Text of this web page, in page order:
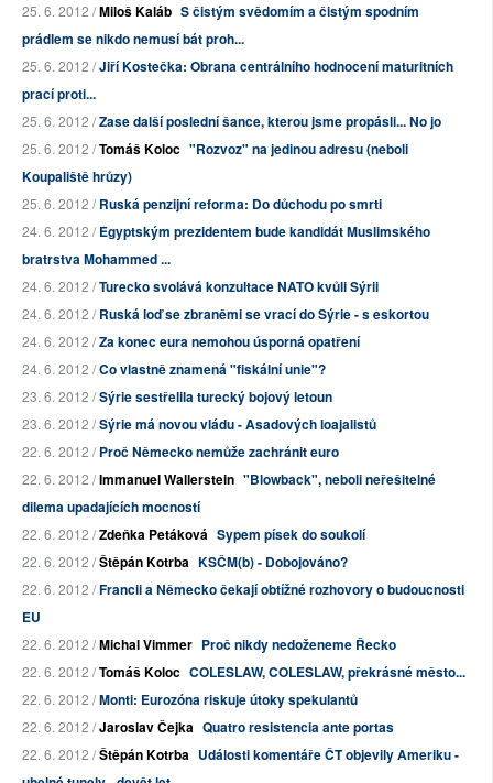
25. 6. 2012 /Miloš Kaláb S čistým svědomím a čistým spodním
prádlem se nikdo nemusí bát proh...
25. 6. 2012 /Jiří Kostečka: Obrana centrálního hodnocení maturitních
prací proti...
25. 6. 2012 /Zase další poslední šance, kterou jsme propásli... No jo
25. 6. 2012 /Tomáš Koloc "Rozvoz" na jedinou adresu (neboli
Koupaliště hrůzy)
25. 6. 2012 /Ruská penzijní reforma: Do důchodu po smrti
24. 6. 2012 /Egyptským prezidentem bude kandidát Muslimského
bratrstva Mohammed ...
24. 6. 2012 /Turecko svolává konzultace NATO kvůli Sýrii
24. 6. 2012 /Ruská loď se zbraněmi se vrací do Sýrie - s eskortou
24. 6. 2012 /Za konec eura nemohou úsporná opatření
24. 6. 2012 /Co vlastně znamená "fiskální unie"?
23. 6. 2012 /Sýrie sestřelila turecký bojový letoun
23. 6. 2012 /Sýrie má novou vládu - Asadových loajalistů
22. 6. 2012 /Proč Německo nemůže zachránit euro
22. 6. 2012 /Immanuel Wallerstein "Blowback", neboli neřešitelné
dilema upadajících mocností
22. 6. 2012 /Zdeňka Petáková Sypem písek do soukolí
22. 6. 2012 /Štěpán Kotrba KSČM(b) - Dobojováno?
22. 6. 2012 /Francii a Německo čekají obtížné rozhovory o budoucnosti
EU
22. 6. 2012 /Michal Vimmer Proč nikdy nedoženeme Řecko
22. 6. 2012 /Tomáš Koloc COLESLAW, COLESLAW, překrásné město...
22. 6. 2012 /Monti: Eurozóna riskuje útoky spekulantů
22. 6. 2012 /Jaroslav Čejka Quatro resistencia ante portas
22. 6. 2012 /Štěpán Kotrba Události komentáře ČT objevily Ameriku -